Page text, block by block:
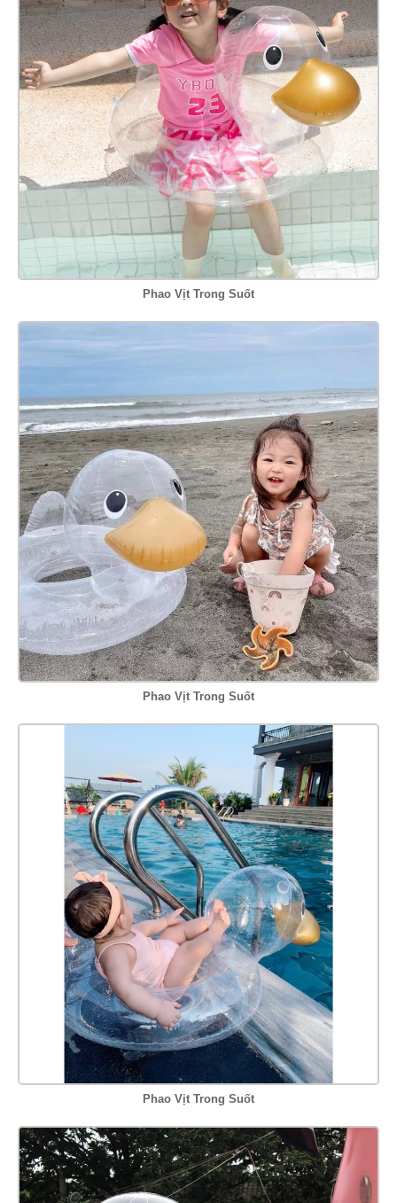
Phao Vịt Trong Suốt
Phao Vịt Trong Suốt
Phao Vịt Trong Suốt